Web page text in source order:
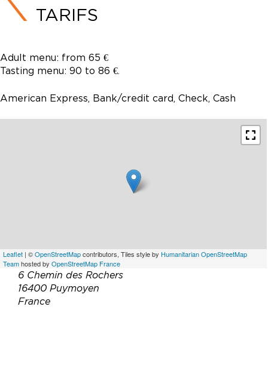
TARIFS
Adult menu: from 65 €
Tasting menu: 90 to 86 €.
American Express, Bank/credit card, Check, Cash
Leaflet | ©OpenStreetMapcontributors, Tiles style by Humanitarian OpenStreetMap
Teamhosted by OpenStreetMap France
6 Chemin des Rochers
16400 Puymoyen
France